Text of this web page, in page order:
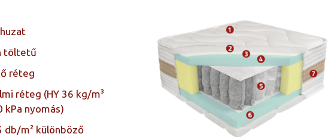
töltetű
réteg
réteg (HY 36 kg/m³
kPa nyomás)
db/m² különböző